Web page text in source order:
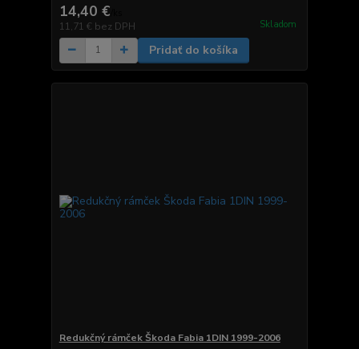
14,40 €
11,71 € bez DPH Skladom
Pridať do košíka
Redukčný rámček Škoda Fabia 1DIN 1999-2006